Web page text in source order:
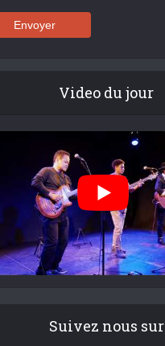
Video du jour
Suivez nous sur